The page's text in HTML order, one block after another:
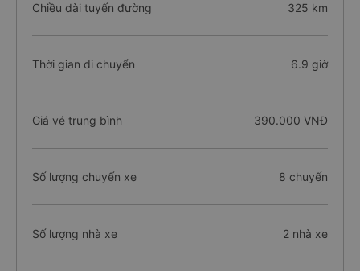
Chiều dài tuyến đường 325 km
Thời gian di chuyển 6.9 giờ
Giá vé trung bình 390.000 VNĐ
Số lượng chuyến xe 8 chuyến
Số lượng nhà xe 2 nhà xe